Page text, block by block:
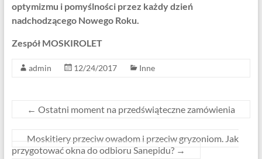
optymizmu i pomyślności przez każdy dzień
nadchodzącego Nowego Roku.
Zespół MOSKIROLET
admin 12/24/2017 Inne
← Ostatni moment na przedświąteczne zamówienia
Moskitiery przeciw owadom i przeciw gryzoniom. Jak
przygotować okna do odbioru Sanepidu? →